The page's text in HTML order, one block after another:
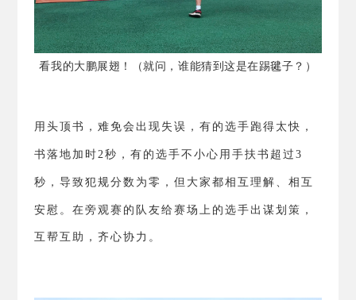
看我的大鹏展翅！（就问，谁能猜到这是在踢毽子？）
用头顶书，难免会出现失误，有的选手跑得太快，
书落地加时 2 秒，有的选手不小心用手扶书超过 3
秒，导致犯规分数为零，但大家都相互理解、相互
安慰。 在旁观赛的队友给赛场上的选手出谋划策，
互帮互助，齐心协力。